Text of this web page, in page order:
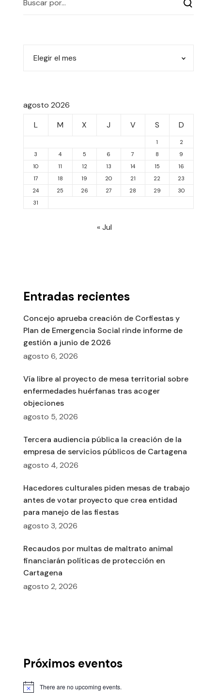
agosto 2026
L
M X J V S D
1
2
3
4 5 6 7 8
9
10
11 12 13 14 15
16
17
18 19 20 21 22
23
24
25 26 27 28 29
30
31
« Jul
Entradas recientes
Concejo aprueba creación de Corfiestas y
Plan de Emergencia Social rinde informe de
gestión a junio de 2026
agosto 6, 2026
Vía libre al proyecto de mesa territorial sobre
enfermedades huérfanas tras acoger
objeciones
agosto 5, 2026
Tercera audiencia pública la creación de la
empresa de servicios públicos de Cartagena
agosto 4, 2026
Hacedores culturales piden mesas de trabajo
antes de votar proyecto que crea entidad
para manejo de las fiestas
agosto 3, 2026
Recaudos por multas de maltrato animal
financiarán políticas de protección en
Cartagena
agosto 2, 2026
Próximos eventos
There are no upcoming events.